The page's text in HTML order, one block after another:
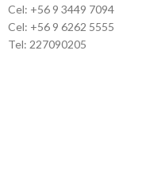
Cel: +56 9 3449 7094
Cel: +56 9 6262 5555
Tel: 227090205